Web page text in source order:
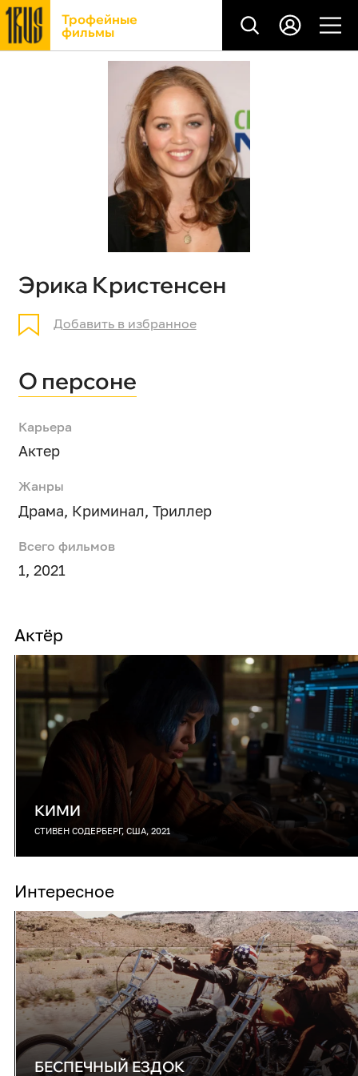
Трофейные
фильмы
Эрика Кристенсен
Добавить в избранное
О персоне
Карьера
Актер
Жанры
Драма, Криминал, Триллер
Всего фильмов
1, 2021
Актёр
КИМИ
СТИВЕН СОДЕРБЕРГ, США, 2021
Интересное
БЕСПЕЧНЫЙ ЕЗДОК